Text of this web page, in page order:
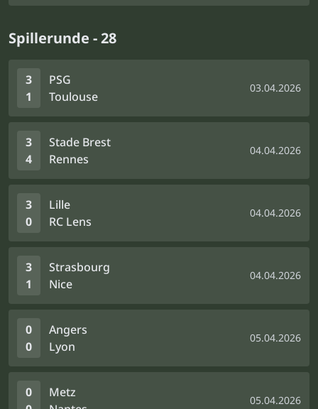
Spillerunde - 28
3
1
PSG
Toulouse
03.04.2026
3
4
Stade Brest
Rennes
04.04.2026
3
0
Lille
RC Lens
04.04.2026
3
1
Strasbourg
Nice
04.04.2026
0
0
Angers
Lyon
05.04.2026
0
Metz
05.04.2026